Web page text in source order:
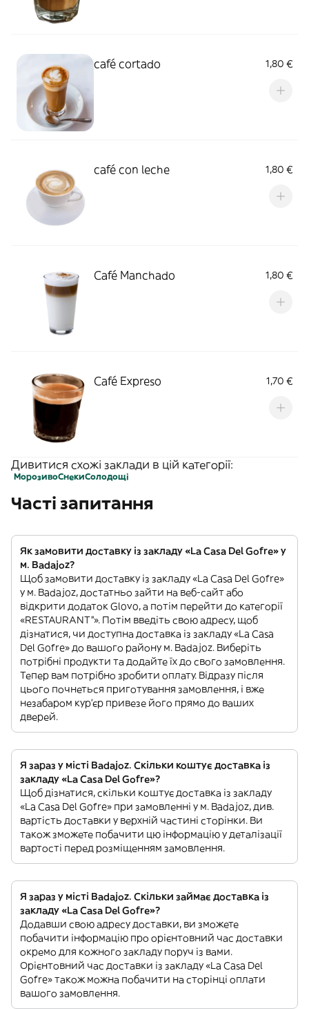
café cortado 1,80 €
café con leche 1,80 €
Café Manchado 1,80 €
Café Expreso 1,70 €
Дивитися схожі заклади в цій категорії:
МорозивоСнекиСолодощі
Часті запитання
Як замовити доставку із закладу «La Casa Del Gofre» у
м. Badajoz?
Щоб замовити доставку із закладу «La Casa Del Gofre»
у м. Badajoz, достатньо зайти на веб-сайт або
відкрити додаток Glovo, а потім перейти до категорії
«RESTAURANT”». Потім введіть свою адресу, щоб
дізнатися, чи доступна доставка із закладу «La Casa
Del Gofre» до вашого району м. Badajoz. Виберіть
потрібні продукти та додайте їх до свого замовлення.
Тепер вам потрібно зробити оплату. Відразу після
цього почнеться приготування замовлення, і вже
незабаром кур'єр привезе його прямо до ваших
дверей.
Я зараз у місті Badajoz. Скільки коштує доставка із
закладу «La Casa Del Gofre»?
Щоб дізнатися, скільки коштує доставка із закладу
«La Casa Del Gofre» при замовленні у м. Badajoz, див.
вартість доставки у верхній частині сторінки. Ви
також зможете побачити цю інформацію у деталізації
вартості перед розміщенням замовлення.
Я зараз у місті Badajoz. Скільки займає доставка із
закладу «La Casa Del Gofre»?
Додавши свою адресу доставки, ви зможете
побачити інформацію про орієнтовний час доставки
окремо для кожного закладу поруч із вами.
Орієнтовний час доставки із закладу «La Casa Del
Gofre» також можна побачити на сторінці оплати
вашого замовлення.